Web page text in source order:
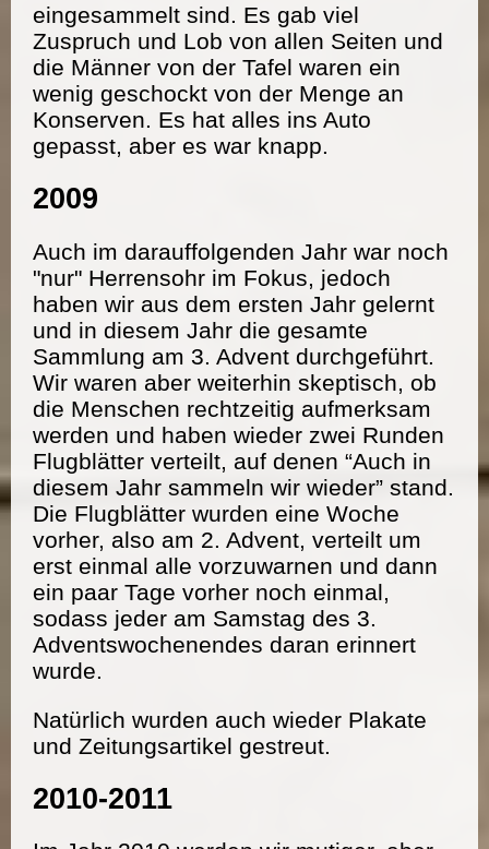
eingesammelt sind. Es gab viel
Zuspruch und Lob von allen Seiten und
die Männer von der Tafel waren ein
wenig geschockt von der Menge an
Konserven. Es hat alles ins Auto
gepasst, aber es war knapp.
2009
Auch im darauffolgenden Jahr war noch
"nur" Herrensohr im Fokus, jedoch
haben wir aus dem ersten Jahr gelernt
und in diesem Jahr die gesamte
Sammlung am 3. Advent durchgeführt.
Wir waren aber weiterhin skeptisch, ob
die Menschen rechtzeitig aufmerksam
werden und haben wieder zwei Runden
Flugblätter verteilt, auf denen “Auch in
diesem Jahr sammeln wir wieder” stand.
Die Flugblätter wurden eine Woche
vorher, also am 2. Advent, verteilt um
erst einmal alle vorzuwarnen und dann
ein paar Tage vorher noch einmal,
sodass jeder am Samstag des 3.
Adventswochenendes daran erinnert
wurde.
Natürlich wurden auch wieder Plakate
und Zeitungsartikel gestreut.
2010-2011